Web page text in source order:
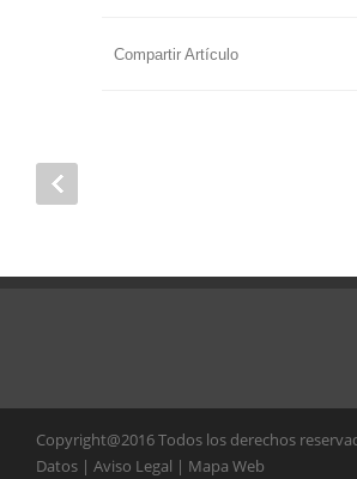
Compartir Artículo
Copyright@2016 Todos los derechos
Datos | Aviso Legal | Mapa Web